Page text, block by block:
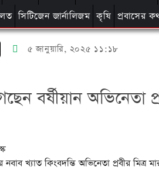
সিটিজেন জার্নালিজম কৃষি প্রবাসের
৫ জানুয়ারি, ২০২৫ ১১:১৮
বর্ষীয়ান অভিনেতা
নবাব খ্যাত কিংবদন্তি অভিনেতা প্রবীর